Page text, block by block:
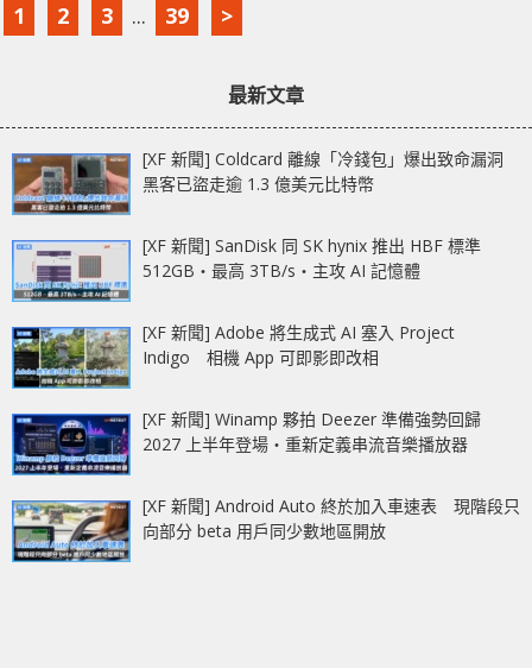
1 2 3 ... 39 >
最新文章
[XF 新聞] Coldcard 離線「冷錢包」爆出致命漏洞
黑客已盜走逾 1.3 億美元比特幣
[XF 新聞] SanDisk 同 SK hynix 推出 HBF 標準
512GB‧最高 3TB/s‧主攻 AI 記憶體
[XF 新聞] Adobe 將生成式 AI 塞入 Project
Indigo 相機 App 可即影即改相
[XF 新聞] Winamp 夥拍 Deezer 準備強勢回歸
2027 上半年登場‧重新定義串流音樂播放器
[XF 新聞] Android Auto 終於加入車速表 現階段只
向部分 beta 用戶同少數地區開放